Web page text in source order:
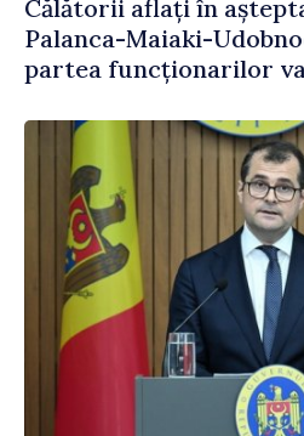
Călătorii aflați în
Palanca-Maiaki-
partea funcționarilor